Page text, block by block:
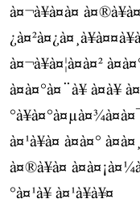
à¤¬à¥à¤à¤
à¤¬à¥à¤¦à¤à¤²
à¤à¤°à¤¨à¥ à¤à¥
à¤¹à¥à¤ à¤à¤°
à¤®à¥à¤
°à¤¹à¥ à¤¹à¥à¥¤